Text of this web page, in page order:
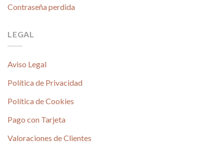
Contraseña perdida
LEGAL
Aviso Legal
Política de Privacidad
Política de Cookies
Pago con Tarjeta
Valoraciones de Clientes